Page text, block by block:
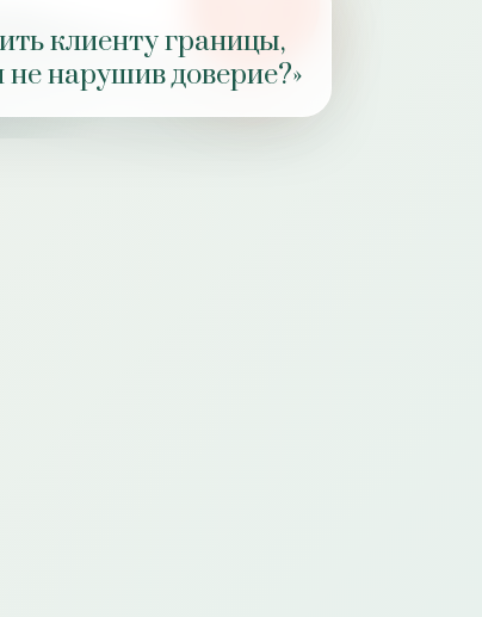
ПРАКТИКИ
клиенту границы,
не нарушив доверие?»